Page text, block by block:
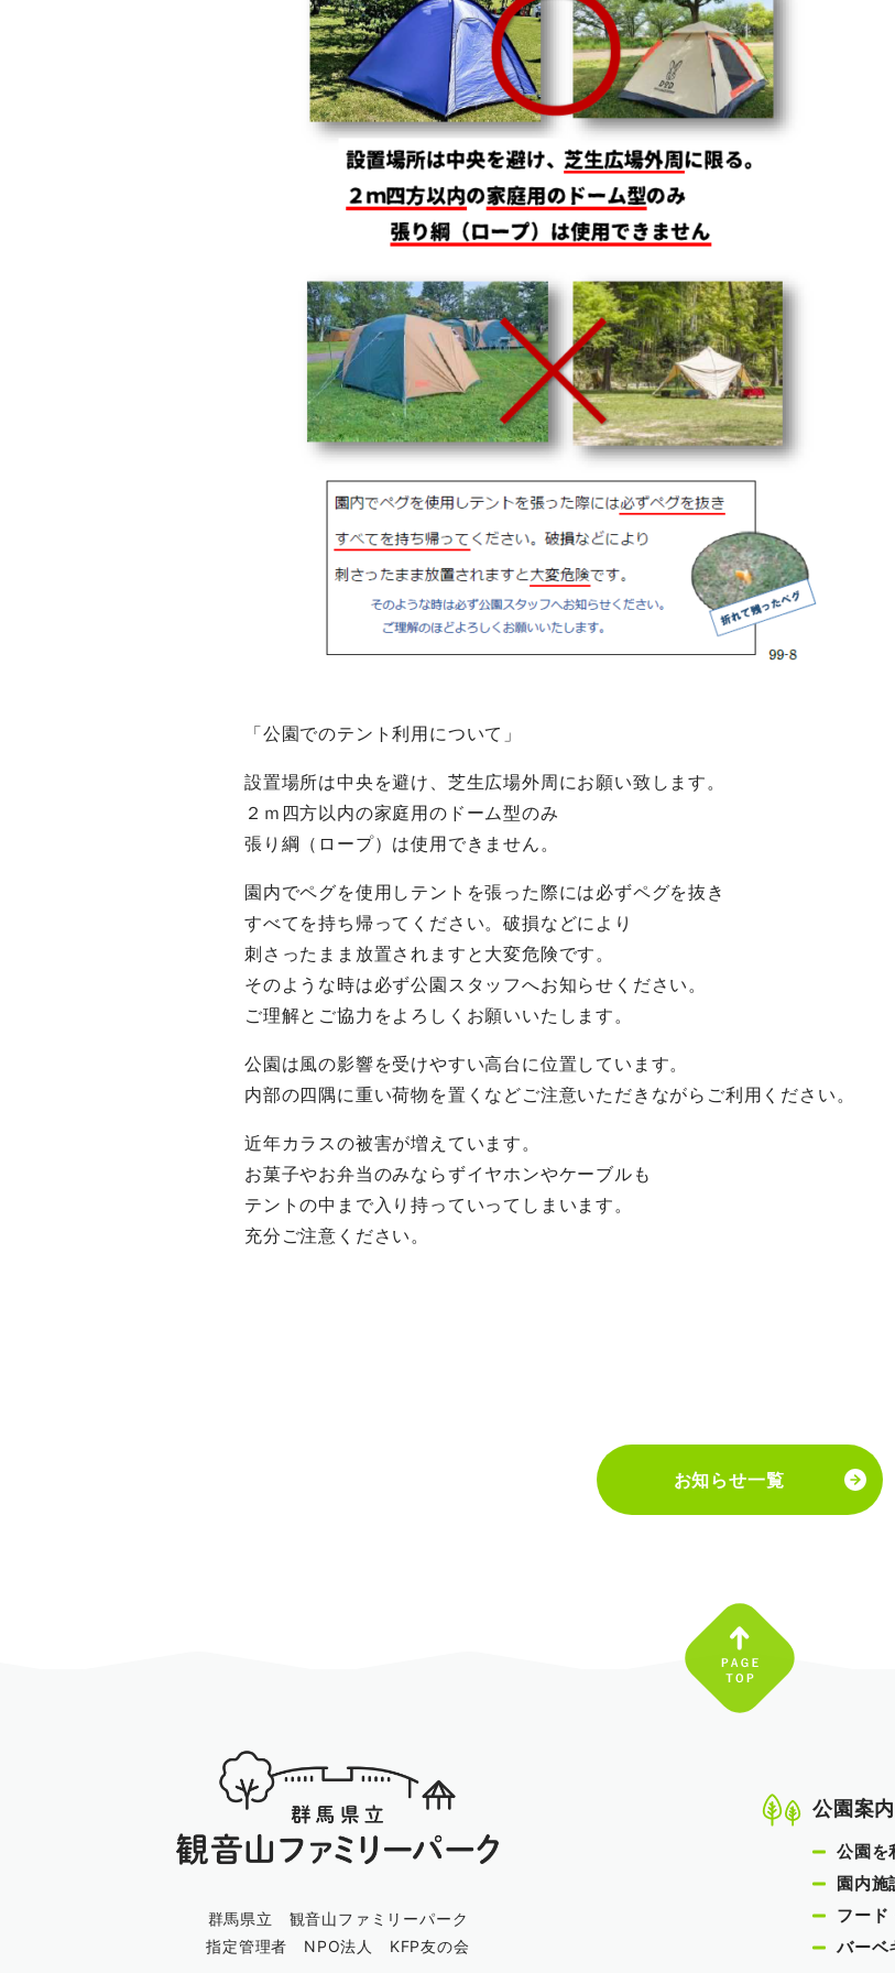
「公園でのテント利用について」
設置場所は中央を避け、芝生広場外周にお願い致します。
２ｍ四方以内の家庭用のドーム型のみ
張り綱（ロープ）は使用できません。
園内でペグを使用しテントを張った際には必ずペグを抜き
すべてを持ち帰ってください。破損などにより
刺さったまま放置されますと大変危険です。
そのような時は必ず公園スタッフへお知らせください。
ご理解とご協力をよろしくお願いいたします。
公園は風の影響を受けやすい高台に位置しています。
内部の四隅に重い荷物を置くなどご注意いただきながらご利用ください。
近年カラスの被害が増えています。
お菓子やお弁当のみならずイヤホンやケーブルも
テントの中まで入り持っていってしまいます。
充分ご注意ください。
お知らせ一覧
群馬県立 観音山ファミリーパーク
指定管理者 NPO法人 KFP友の会
公園案内
公園を
園内施
フード
バーベ